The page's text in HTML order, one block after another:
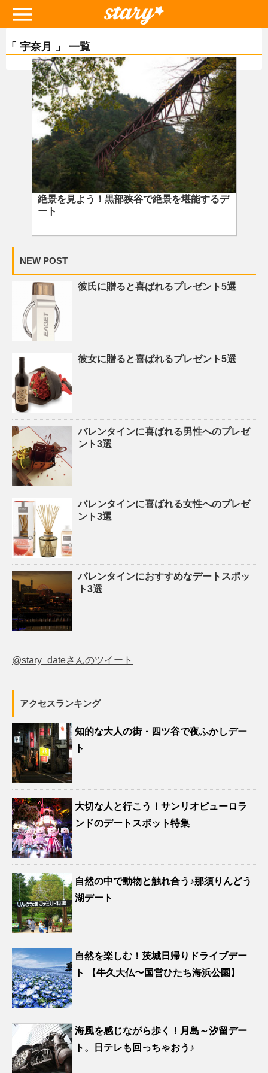
「 宇奈月 」 一覧
絶景を見よう！黒部狭谷で絶景を堪能するデ
ート
NEW POST
彼氏に贈ると喜ばれるプレゼント5選
彼女に贈ると喜ばれるプレゼント5選
バレンタインに喜ばれる男性へのプレゼ
ント3選
バレンタインに喜ばれる女性へのプレゼ
ント3選
バレンタインにおすすめなデートスポッ
ト3選
@stary_dateさんのツイート
アクセスランキング
知的な大人の街・四ツ谷で夜ふかしデー
ト
大切な人と行こう！サンリオピューロラ
ンドのデートスポット特集
自然の中で動物と触れ合う♪那須りんどう
湖デート
自然を楽しむ！茨城日帰りドライブデー
ト 【牛久大仏〜国営ひたち海浜公園】
海風を感じながら歩く！月島～汐留デー
ト。日テレも回っちゃおう♪